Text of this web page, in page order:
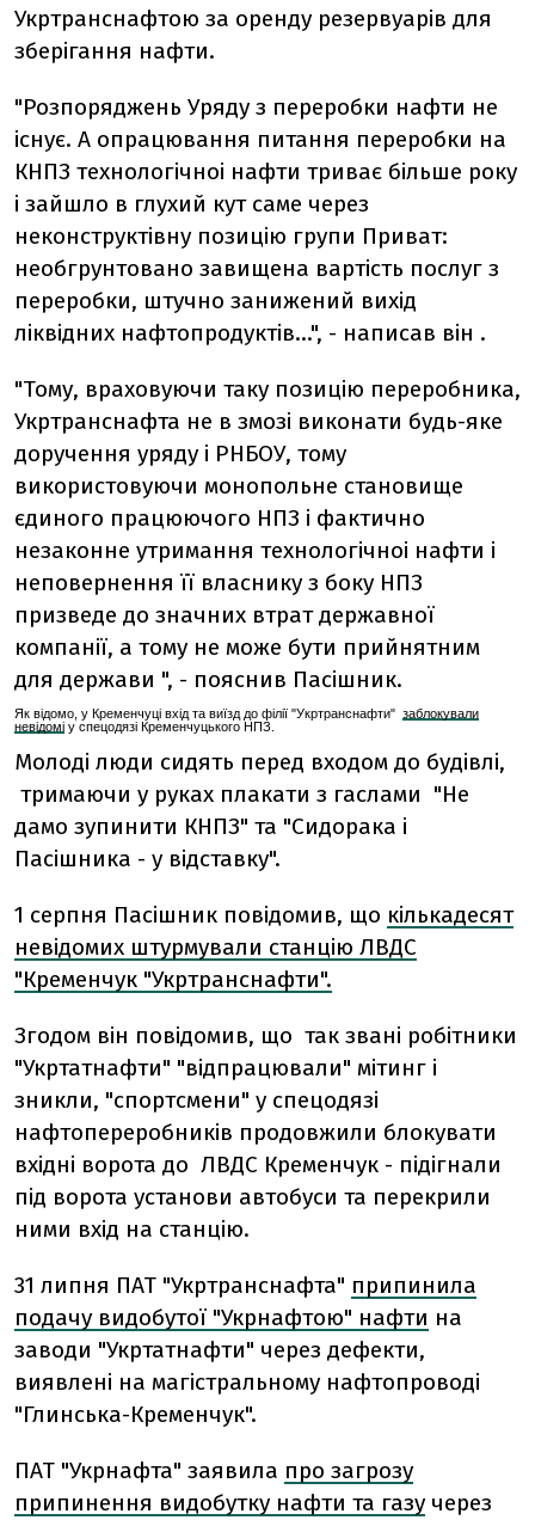
Укртранснафтою за оренду резервуарів для
зберігання нафти.
"Розпоряджень Уряду з переробки нафти не
існує. А опрацювання питання переробки на
КНПЗ технологічноі нафти триває більше року
і зайшло в глухий кут саме через
неконструктівну позицію групи Приват:
необгрунтовано завищена вартість послуг з
переробки, штучно занижений вихід
ліквідних нафтопродуктів…", - написав він .
"Тому, враховуючи таку позицію переробника,
Укртранснафта не в змозі виконати будь-яке
доручення уряду і РНБОУ, тому
використовуючи монопольне становище
єдиного працюючого НПЗ і фактично
незаконне утримання технологічноі нафти і
неповернення її власнику з боку НПЗ
призведе до значних втрат державної
компанії, а тому не може бути прийнятним
для держави ", - пояснив Пасішник.
Як відомо, у Кременчуці вхід та виїзд до філії "Укртранснафти" заблокували
невідомі у спецодязі Кременчуцького НПЗ.
Молоді люди сидять перед входом до будівлі,
тримаючи у руках плакати з гаслами "Не
дамо зупинити КНПЗ" та "Сидорака і
Пасішника - у відставку".
1 серпня Пасішник повідомив, що кількадесят
невідомих штурмували станцію ЛВДС
"Кременчук "Укртранснафти".
Згодом він повідомив, що так звані робітники
"Укртатнафти" "відпрацювали" мітинг і
зникли, "спортсмени" у спецодязі
нафтопереробників продовжили блокувати
вхідні ворота до ЛВДС Кременчук - підігнали
під ворота установи автобуси та перекрили
ними вхід на станцію.
31 липня ПАТ "Укртранснафта" припинила
подачу видобутої "Укрнафтою" нафти на
заводи "Укртатнафти" через дефекти,
виявлені на магістральному нафтопроводі
"Глинська-Кременчук".
ПАТ "Укрнафта" заявила про загрозу
припинення видобутку нафти та газу через